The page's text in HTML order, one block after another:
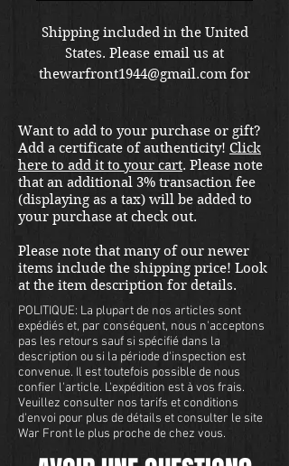
Shipping included in the United
States. Please email us at
thewarfront1944@gmail.com for
Want to add to your purchase or gift?
Add a certificate of authenticity! Click
here to add it to your cart. Please note
that an additional 3% transaction fee
(displaying as a tax) will be added to
your purchase at check out.
Please note that many of our newer
items include the shipping price! Look
at the item description for details.
POLITIQUE: La plupart de nos articles sont
expédiés et, par conséquent, nous n'acceptons
pas les retours sauf si spécifié dans la
description ou si la période d'inspection est
convenue. Il est toutefois possible de nous
confier l'article. L'expédition est à vos frais.
Veuillez consulter nos tarifs et conditions
d'envoi pour plus de détails et consulter le site
War Front le plus proche de chez vous.